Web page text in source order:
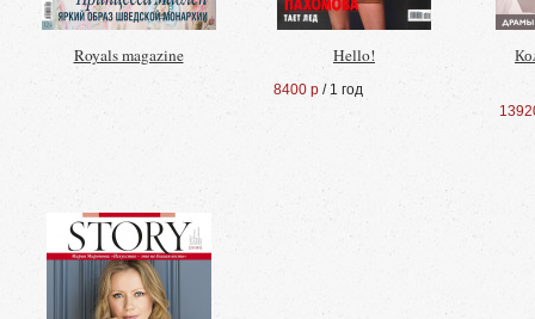
Royals magazine Hello!
8400 р / 1 год